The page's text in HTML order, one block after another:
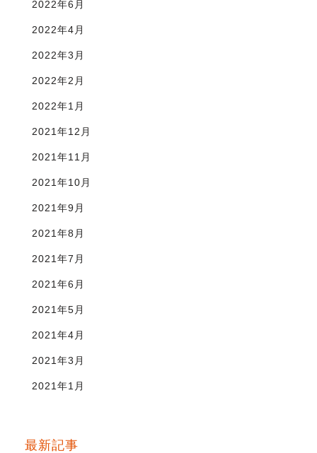
2022年6月
2022年4月
2022年3月
2022年2月
2022年1月
2021年12月
2021年11月
2021年10月
2021年9月
2021年8月
2021年7月
2021年6月
2021年5月
2021年4月
2021年3月
2021年1月
最新記事